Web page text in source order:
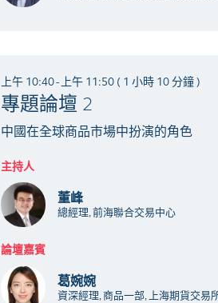
上午 10:40 - 上午 11:50 ( 1 小時 10 分鐘 )
專題論壇 2
中國在全球商品市場中扮演的角色
主持人
董峰
總經理, 前海聯合交易中心
論壇嘉賓
葛婉婉
資深經理, 商品一部, 上海期貨交易